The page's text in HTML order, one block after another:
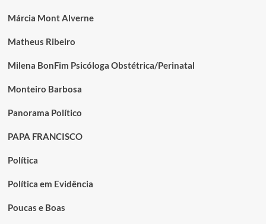
Márcia Mont Alverne
Matheus Ribeiro
Milena BonFim Psicóloga Obstétrica/Perinatal
Monteiro Barbosa
Panorama Político
PAPA FRANCISCO
Política
Política em Evidência
Poucas e Boas